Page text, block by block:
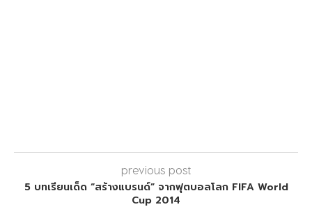
previous post
5 บทเรียนเด็ด “สร้างแบรนด์” จากฟุตบอลโลก FIFA World
Cup 2014